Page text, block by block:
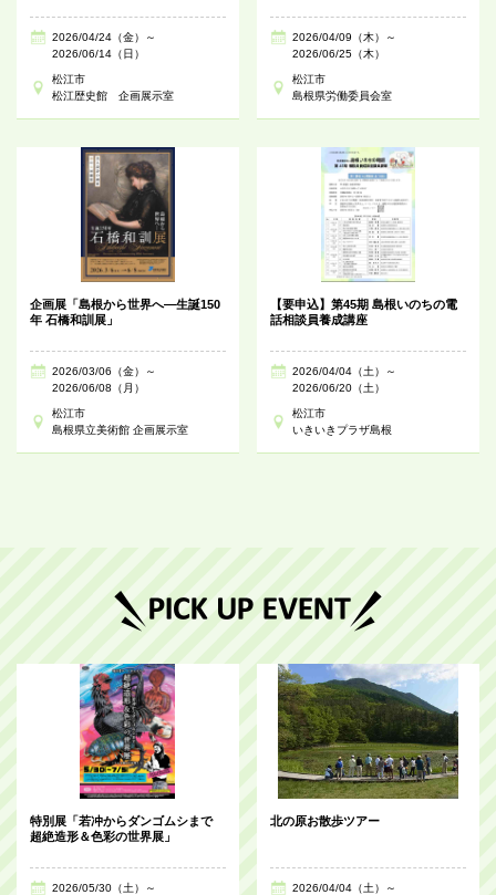
2026/04/24（金）～
2026/06/14（日）
松江市
松江歴史館 企画展示室
2026/04/09（木）～
2026/06/25（木）
松江市
島根県労働委員会室
企画展「島根から世界へ―生誕150
年 石橋和訓展」
2026/03/06（金）～
2026/06/08（月）
松江市
島根県立美術館 企画展示室
【要申込】第45期 島根いのちの電
話相談員養成講座
2026/04/04（土）～
2026/06/20（土）
松江市
いきいきプラザ島根
特別展「若冲からダンゴムシまで
超絶造形＆色彩の世界展」
2026/05/30（土）～
北の原お散歩ツアー
2026/04/04（土）～